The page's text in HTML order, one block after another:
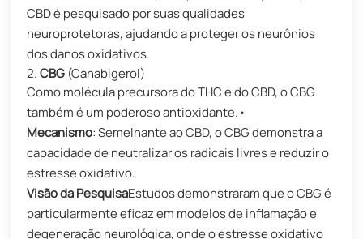
CBD é pesquisado por suas qualidades
neuroprotetoras, ajudando a proteger os neurônios
dos danos oxidativos.
​2.CBG (Canabigerol)
Como molécula precursora do THC e do CBD, o CBG
também é um poderoso antioxidante.•
Mecanismo:​​ Semelhante ao CBD, o CBG demonstra a
capacidade de neutralizar os radicais livres e reduzir o
estresse oxidativo.
​Visão da PesquisaEstudos demonstraram que o CBG é
particularmente eficaz em modelos de inflamação e
degeneração neurológica, onde o estresse oxidativo